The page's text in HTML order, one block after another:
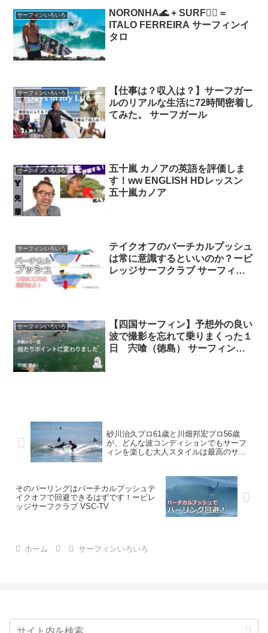
サーフィンいろいろ
NORONHA🌊 + SURF🏄🏻 =
ITALO FERREIRA サーフィンイ
タロ
サーフィンいろいろ
【仕事は？収入は？】サーフガー
ルのリアルな生活に72時間密着し
てみた。 サーフガール
サーフィンいろいろ
五十嵐 カノアの英語を評価しま
す！ww ENGLISH HDレッスン
五十嵐カノア
サーフィンいろいろ
テイクオフのバーチカルプッシュ
は常に意識するといいのか？ービ
レッジサーフクラブ サーフィン
サーフィンいろいろ
【四国サーフィン】予想外の良い
波で撮影を忘れて乗りまくった１
日 宍喰（徳島） サーフィン徳
砂川治久プロ61歳と川畑邦宏プロ56歳
が、どんな波コンディションでもサーフ
ィンを楽しむ大人スタイルは最高のサー
そのパーリングはバーチカルプッシュテ
イクオフで回避できるはずです！ービレ
ッジサーフクラブ VSC-TV
ホーム サーフィンいろいろ